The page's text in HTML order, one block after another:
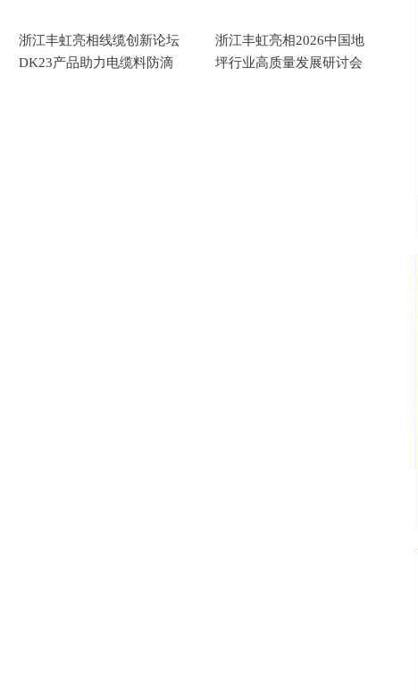
浙江丰虹亮相线缆创新论坛
DK23产品助力电缆料防滴
浙江丰虹亮相2026中国地
坪行业高质量发展研讨会